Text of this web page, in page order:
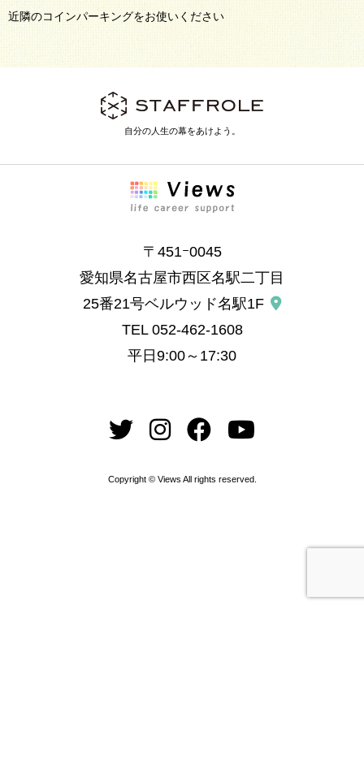
近隣のコインパーキングをお使いください
自分の人生の幕をあけよう。
〒451ｰ0045
愛知県名古屋市西区名駅二丁目
25番21号ベルウッド名駅1F
TEL 052-462-1608
平日9:00～17:30
Copyright © Views All rights reserved.